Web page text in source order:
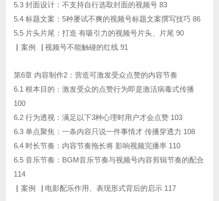
5.3 封面设计：不支持自行选取封面的视频号 83
5.4 标题文案：5种屡试不爽的视频号标题文案撰写技巧 86
5.5 片头片尾：打造 有吸引力的视频号片头、片尾 90
▏案例▕ 视频号不能触碰的红线 91
第6章 内容制作2：营造可激发受众点赞的内容节奏
6.1 根本目的：激发受众的点赞行为即是激活病毒式传播
100
6.2 行为透视：满足以下3种心理时用户才会点赞 103
6.3 单点聚焦：一条内容只说一件事情才 传播穿透力 108
6.4 时长节奏：内容节奏拖长将 影响视频完播率 110
6.5 音乐节奏：BGM音乐节奏与视频号内容剪辑节奏的配合
114
▏案例▕ 电影配乐作用、表现形式背后的启示 117